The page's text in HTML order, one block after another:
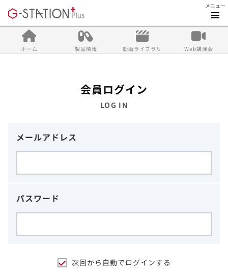
メニュー
ホーム 製品情報 動画ライブラリ Web講演会
会員ログイン
LOG IN
メールアドレス
パスワード
次回から自動でログインする